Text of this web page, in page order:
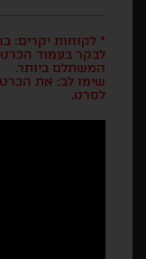
* לקוחות יקרים:
לבקר בעמוד
המשתלם ביותר.
שימו לב: את
לסרט.